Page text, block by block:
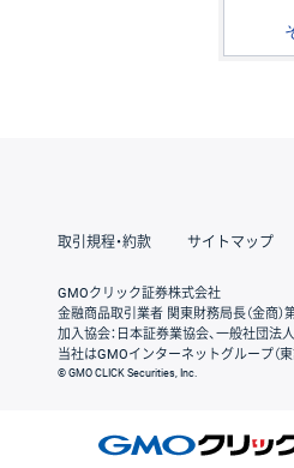
取引規程・約款 サイトマップ
GMOクリック証券株式会社
金融商品取引業者 関東財務局長（金商
加入協会：日本証券業協会、一般社団
当社はGMOインターネットグループ（
© GMO CLICK Securities, Inc.